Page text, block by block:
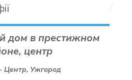
дом в престижном
центр
Центр, Ужгород